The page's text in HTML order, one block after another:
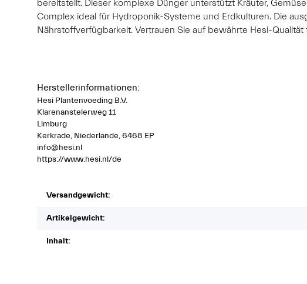
bereitstellt. Dieser komplexe Dünger unterstützt Kräuter,
Complex ideal für Hydroponik-Systeme und Erdkulturen. Die
Nährstoffverfügbarkeit. Vertrauen Sie auf bewährte Hesi-
Herstellerinformationen:
Hesi Plantenvoeding B.V.
Klarenanstelerweg 11
Limburg
Kerkrade, Niederlande, 6468 EP
info@hesi.nl
https://www.hesi.nl/de
Versandgewicht:
Artikelgewicht:
Inhalt: